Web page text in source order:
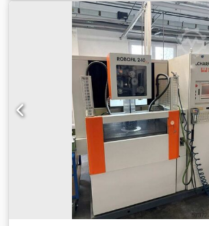
Wiedereinfädelung Wasserbad
Verfahrwege X 350 mm Y 220 mm Z 220
Dodpfx Aewzyvheg Dowa V 220 mm
Baujahr 2005